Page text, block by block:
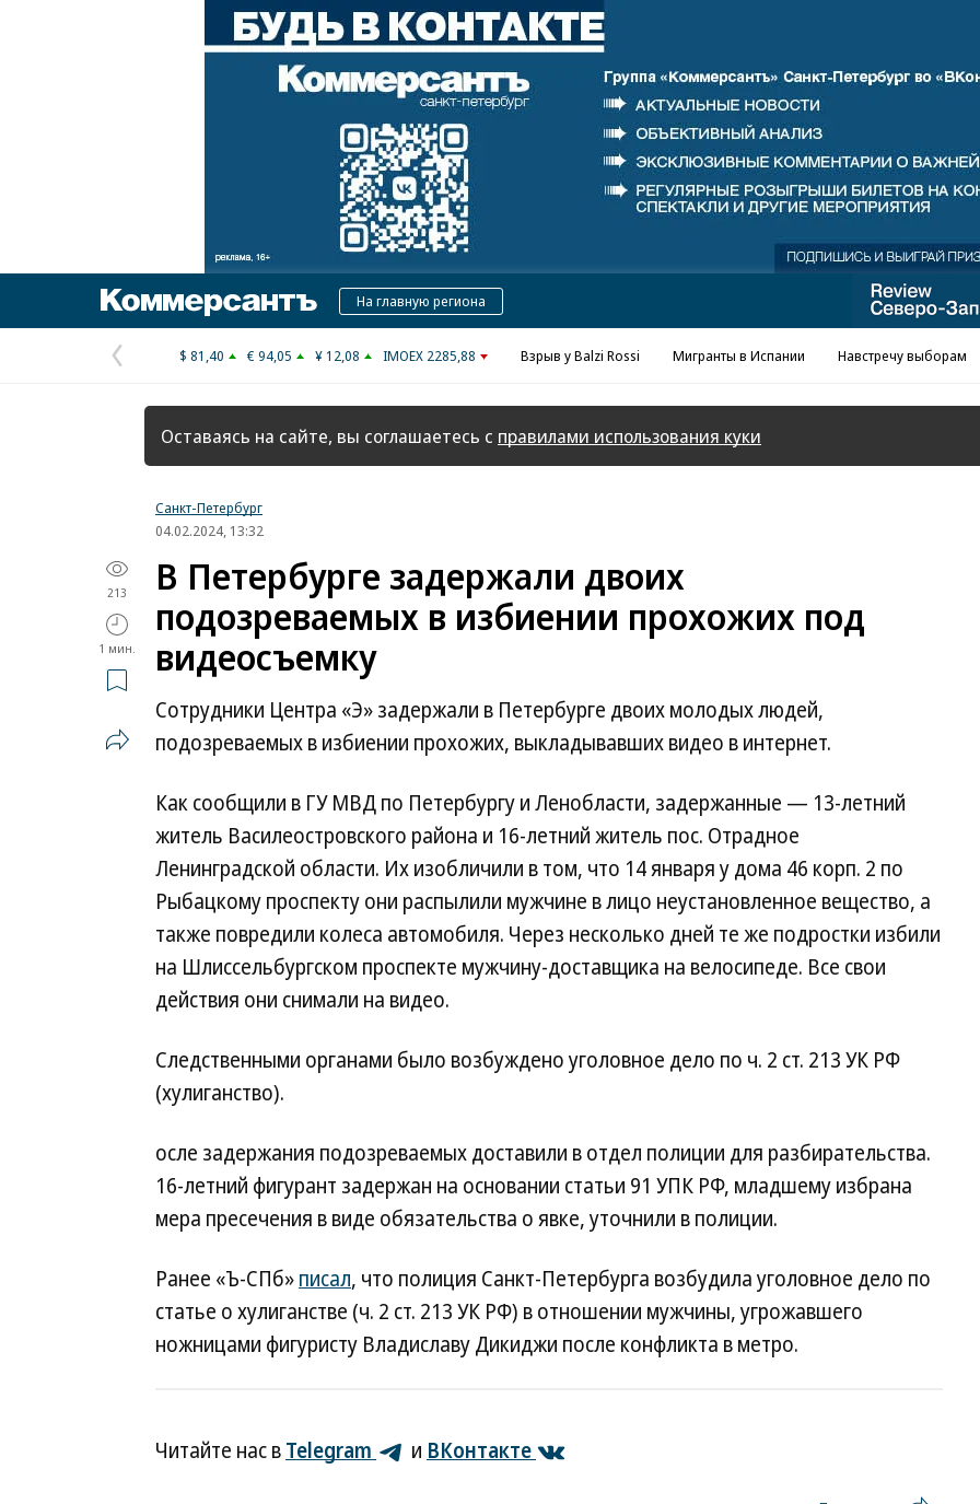
Реклама в «Ъ» www.kommersant.ru/ad
КоммерсантъНа главную региона
Предыдущая
страница
$ 81,40 € 94,05 ¥ 12,08 IMOEX 2285,88 Взрыв у Balzi Rossi Мигранты в Испании Навстречу выборам
Оставаясь на сайте, вы соглашаетесь с правилами использования куки
Санкт-Петербург
04.02.2024, 13:32
213
1 мин.
В Петербурге задержали двоих
подозреваемых в избиении прохожих под
видеосъемку
Сотрудники Центра «Э» задержали в Петербурге двоих молодых людей,
подозреваемых в избиении прохожих, выкладывавших видео в интернет.
Как сообщили в ГУ МВД по Петербургу и Ленобласти, задержанные — 13-летний
житель Василеостровского района и 16-летний житель пос. Отрадное
Ленинградской области. Их изобличили в том, что 14 января у дома 46 корп. 2 по
Рыбацкому проспекту они распылили мужчине в лицо неустановленное вещество, а
также повредили колеса автомобиля. Через несколько дней те же подростки избили
на Шлиссельбургском проспекте мужчину-доставщика на велосипеде. Все свои
действия они снимали на видео.
Следственными органами было возбуждено уголовное дело по ч. 2 ст. 213 УК РФ
(хулиганство).
осле задержания подозреваемых доставили в отдел полиции для разбирательства.
16-летний фигурант задержан на основании статьи 91 УПК РФ, младшему избрана
мера пресечения в виде обязательства о явке, уточнили в полиции.
Ранее «Ъ-СПб»писал, что полиция Санкт-Петербурга возбудила уголовное дело по
статье о хулиганстве (ч. 2 ст. 213 УК РФ) в отношении мужчины, угрожавшего
ножницами фигуристу Владиславу Дикиджи после конфликта в метро.
Читайте нас вTelegram и ВКонтакте